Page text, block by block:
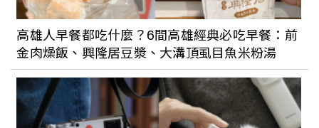
高雄人早餐都吃什麼？6間高雄經典必吃早餐：前
金肉燥飯、興隆居豆漿、大溝頂虱目魚米粉湯